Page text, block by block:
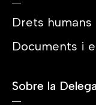
Drets humans
Documents i
Sobre la